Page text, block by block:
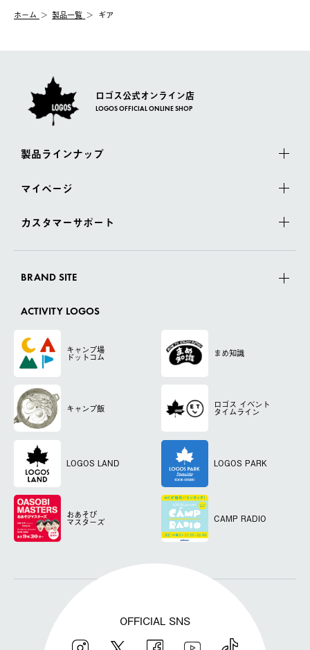
【配送業者】
佐川急便にて配送されます。
一度お手元の商品を返品いただき、ご希望商品を再注文してくだ
ホーム 製品一覧 ギア
ロゴス公式オンライン店
LOGOS OFFICIAL ONLINE SHOP
製品ラインナップ
マイページ
カスタマーサポート
BRAND SITE
ACTIVITY LOGOS
キャンプ場
ドットコム まめ知識
キャンプ飯 ロゴス イベント
タイムライン
LOGOS LAND LOGOS PARK
おあそび
マスターズ CAMP RADIO
OFFICIAL SNS